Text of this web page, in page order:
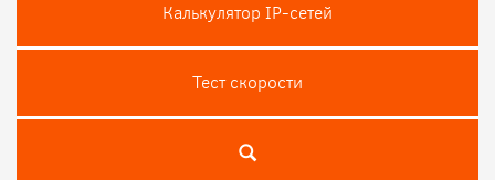
Калькулятор IP-сетей
Тест скороcти